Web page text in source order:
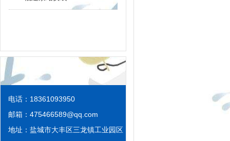
电话：18361093950
邮箱： 475466589@qq.com
地址：盐城市大丰区三龙镇工业园区